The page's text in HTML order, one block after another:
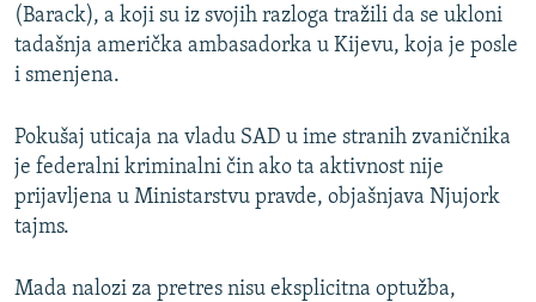
(Barack), a koji su iz svojih razloga tražili da se ukloni
tadašnja američka ambasadorka u Kijevu, koja je posle
i smenjena.
Pokušaj uticaja na vladu SAD u ime stranih zvaničnika
je federalni kriminalni čin ako ta aktivnost nije
prijavljena u Ministarstvu pravde, objašnjava Njujork
tajms.
Mada nalozi za pretres nisu eksplicitna optužba,